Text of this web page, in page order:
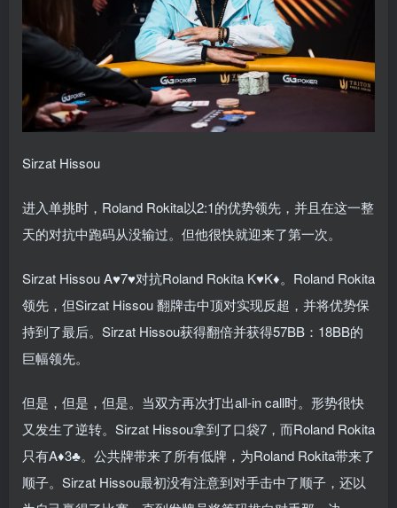
Sirzat Hissou
进入单挑时，Roland Rokita以2:1的优势领先，并且在这一整
天的对抗中跑码从没输过。但他很快就迎来了第一次。
Sirzat Hissou A♥7♥对抗Roland Rokita K♥K♦。Roland Rokita
领先，但Sirzat Hissou 翻牌击中顶对实现反超，并将优势保
持到了最后。Sirzat Hissou获得翻倍并获得57BB：18BB的
巨幅领先。
但是，但是，但是。当双方再次打出all-in call时。形势很快
又发生了逆转。Sirzat Hissou拿到了口袋7，而Roland Rokita
只有A♦3♣。公共牌带来了所有低牌，为Roland Rokita带来了
顺子。Sirzat Hissou最初没有注意到对手击中了顺子，还以